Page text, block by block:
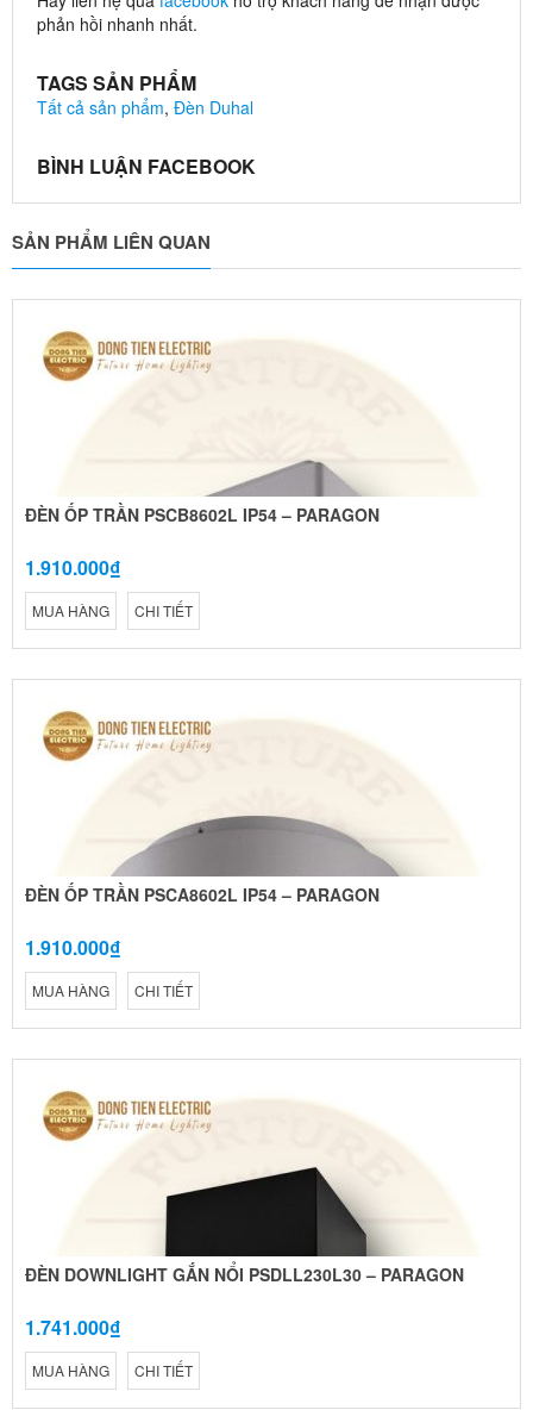
phản hồi nhanh nhất.
TAGS SẢN PHẨM
Tất cả sản phẩm, Đèn Duhal
BÌNH LUẬN FACEBOOK
SẢN PHẨM LIÊN QUAN
ĐÈN ỐP TRẦN PSCB8602L IP54 – PARAGON
1.910.000₫
MUA HÀNG CHI TIẾT
ĐÈN ỐP TRẦN PSCA8602L IP54 – PARAGON
1.910.000₫
MUA HÀNG CHI TIẾT
ĐÈN DOWNLIGHT GẮN NỔI PSDLL230L30 – PARAGON
1.741.000₫
MUA HÀNG CHI TIẾT